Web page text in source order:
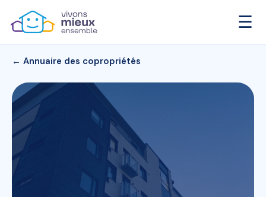
☰
← Annuaire des copropriétés